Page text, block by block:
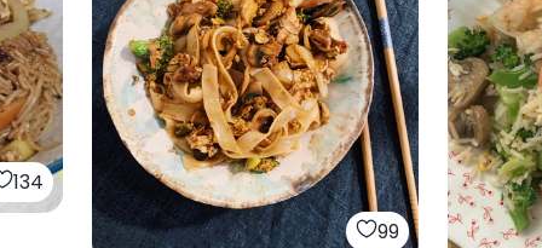
134
99